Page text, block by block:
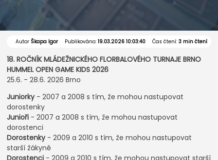
Autor Škapa Igor Publikováno: 19.03.2026 10:03:40 Čas čtení:3 min čtení
18. ROČNÍK MLÁDEŽNICKÉHO FLORBALOVÉHO TURNAJE BRNO
HUMMEL OPEN GAME KIDS 2026
25.6. - 28.6. 2026 Brno
Juniorky- 2007 a 2008 s tím, že mohou nastupovat
dorostenky
Junioři - 2007 a 2008 s tím, že mohou nastupovat
dorostenci
Dorostenky- 2009 a 2010 s tím, že mohou nastupovat
starší žákyně
Dorostenci - 2009 a 2010 s tím, že mohou nastupovat starší